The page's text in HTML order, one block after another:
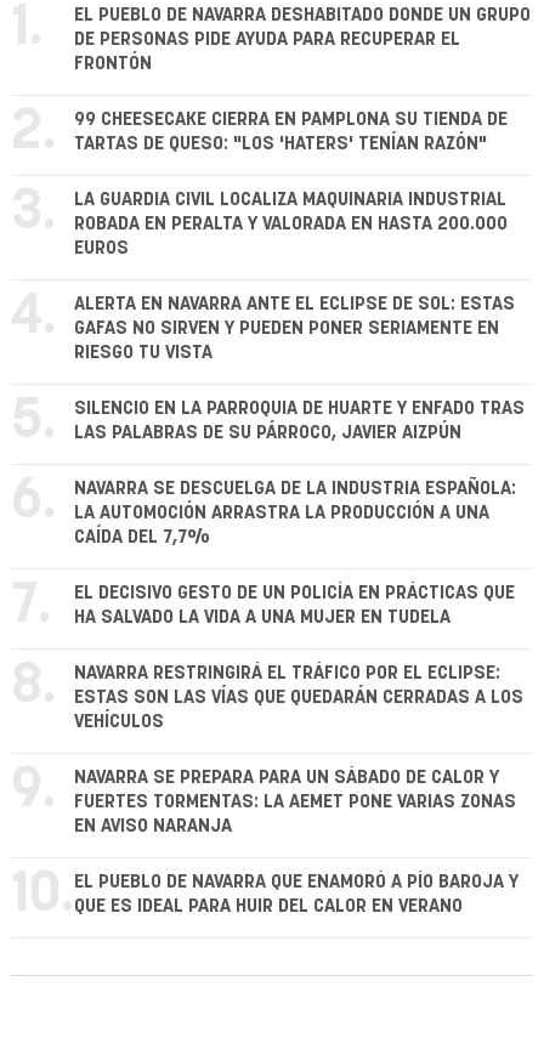
1.
EL PUEBLO DE NAVARRA DESHABITADO DONDE UN GRUPO
DE PERSONAS PIDE AYUDA PARA RECUPERAR EL
FRONTÓN
2.
99 CHEESECAKE CIERRA EN PAMPLONA SU TIENDA DE
TARTAS DE QUESO: "LOS 'HATERS' TENÍAN RAZÓN"
3.
LA GUARDIA CIVIL LOCALIZA MAQUINARIA INDUSTRIAL
ROBADA EN PERALTA Y VALORADA EN HASTA 200.000
EUROS
4.
ALERTA EN NAVARRA ANTE EL ECLIPSE DE SOL: ESTAS
GAFAS NO SIRVEN Y PUEDEN PONER SERIAMENTE EN
RIESGO TU VISTA
5.
SILENCIO EN LA PARROQUIA DE HUARTE Y ENFADO TRAS
LAS PALABRAS DE SU PÁRROCO, JAVIER AIZPÚN
6.
NAVARRA SE DESCUELGA DE LA INDUSTRIA ESPAÑOLA:
LA AUTOMOCIÓN ARRASTRA LA PRODUCCIÓN A UNA
CAÍDA DEL 7,7%
7.
EL DECISIVO GESTO DE UN POLICÍA EN PRÁCTICAS QUE
HA SALVADO LA VIDA A UNA MUJER EN TUDELA
8.
NAVARRA RESTRINGIRÁ EL TRÁFICO POR EL ECLIPSE:
ESTAS SON LAS VÍAS QUE QUEDARÁN CERRADAS A LOS
VEHÍCULOS
9.
NAVARRA SE PREPARA PARA UN SÁBADO DE CALOR Y
FUERTES TORMENTAS: LA AEMET PONE VARIAS ZONAS
EN AVISO NARANJA
10. EL PUEBLO DE NAVARRA QUE ENAMORÓ A PÍO BAROJA Y
QUE ES IDEAL PARA HUIR DEL CALOR EN VERANO